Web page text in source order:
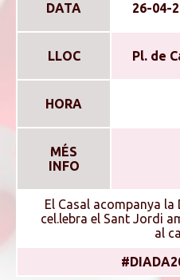
DATA 26-04-
LLOC Pl. de
HORA
MÉS
INFO
El Casal acompanya
cel.lebra el Sant Jordi
al